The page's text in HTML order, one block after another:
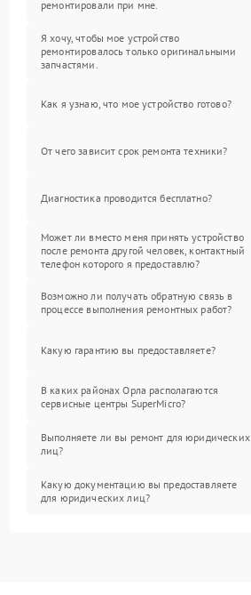
ремонтировали при мне.
Я хочу, чтобы мое устройство
ремонтировалось только оригинальными
запчастями.
Как я узнаю, что мое устройство готово?
От чего зависит срок ремонта техники?
Диагностика проводится бесплатно?
Может ли вместо меня принять устройство
после ремонта другой человек, контактный
телефон которого я предоставлю?
Возможно ли получать обратную связь в
процессе выполнения ремонтных работ?
Какую гарантию вы предоставляете?
В каких районах Орла располагаются
сервисные центры SuperMicro?
Выполняете ли вы ремонт для юридических
лиц?
Какую документацию вы предоставляете
для юридических лиц?